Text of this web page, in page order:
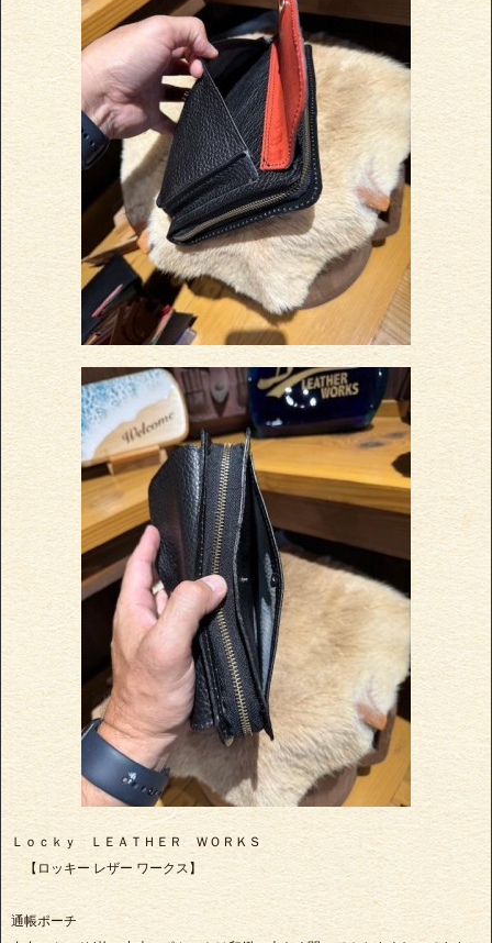
Ｌｏｃｋｙ ＬＥＡＴＨＥＲ ＷＯＲＫＳ
【ロッキー レザー ワークス】
通帳ポーチ